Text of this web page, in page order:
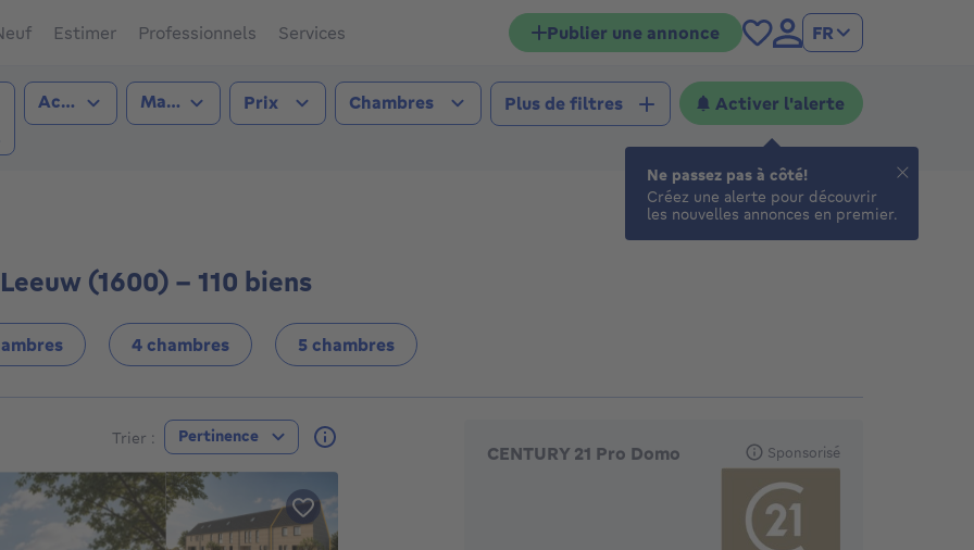
Estimer Professionnels Services Publier une annonce FR
Leeuw (1600))
Type de transaction
Acheter Type de bien
Maison Prix Chambres Plus de filtres Activer l'alerte
(1600) - 110 biens
4 chambres 5 chambres
Trier : Pertinence
CENTURY 21 Pro Domo Sponsorisé
Ne passez pas à côté!
Créez une alerte pour découvrir
les nouvelles annonces en premier.